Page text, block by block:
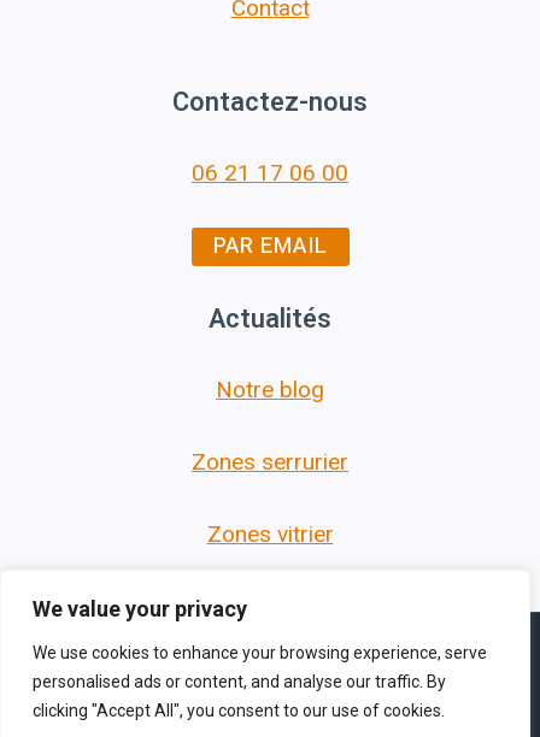
We value your privacy
We use cookies to enhance your browsing experience, serve
personalised ads or content, and analyse our traffic. By
clicking "Accept All", you consent to our use of cookies.
Contact
Contactez-nous
06 21 17 06 00
PAR EMAIL
Actualités
Notre blog
Zones serrurier
Zones vitrier
© 2026 Les Serruriers des Hauts de France -